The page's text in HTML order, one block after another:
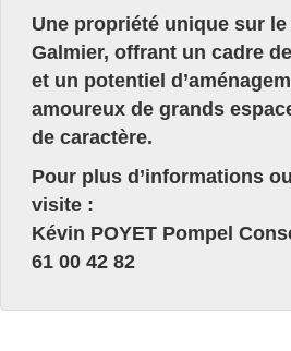
Une propriété unique sur
Galmier, offrant un cadre
et un potentiel
amoureux de grands
de caractère.
Pour plus d’informations
visite :
Kévin POYET Pompel
61 00 42 82